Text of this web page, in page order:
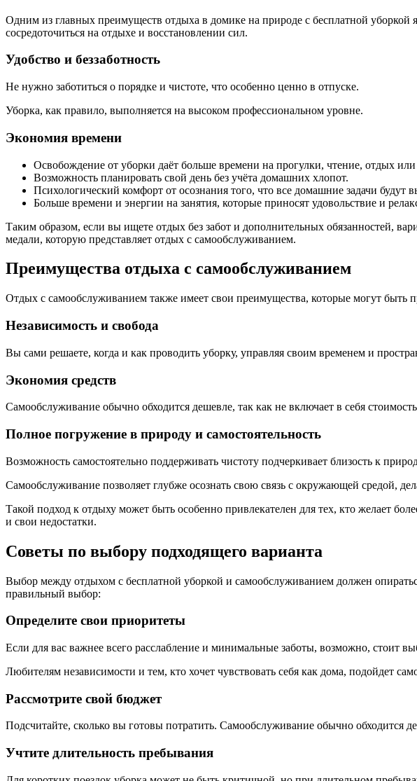
Одним из главных преимуществ отдыха в домике на природе с бесплатной
сосредоточиться на отдыхе и восстановлении сил.
Удобство и беззаботность
Не нужно заботиться о порядке и чистоте, что особенно ценно в отпуске.
Уборка, как правило, выполняется на высоком профессиональном уровне.
Экономия времени
Освобождение от уборки даёт больше времени на прогулки, чтение, отдых или
Возможность планировать свой день без учёта домашних хлопот.
Психологический комфорт от осознания того, что все домашние задачи будут
Больше времени и энергии на занятия, которые приносят удовольствие и
Таким образом, если вы ищете отдых без забот и дополнительных обязанностей,
медали, которую представляет отдых с самообслуживанием.
Преимущества отдыха с самообслуживанием
Отдых с самообслуживанием также имеет свои преимущества, которые могут быть
Независимость и свобода
Вы сами решаете, когда и как проводить уборку, управляя своим временем и
Экономия средств
Самообслуживание обычно обходится дешевле, так как не включает в себя
Полное погружение в природу и самостоятельность
Возможность самостоятельно поддерживать чистоту подчеркивает близость к
Самообслуживание позволяет глубже осознать свою связь с окружающей средой,
Такой подход к отдыху может быть особенно привлекателен для тех, кто желает
и свои недостатки.
Советы по выбору подходящего варианта
Выбор между отдыхом с бесплатной уборкой и самообслуживанием должен
правильный выбор:
Определите свои приоритеты
Если для вас важнее всего расслабление и минимальные заботы, возможно, стоит
Любителям независимости и тем, кто хочет чувствовать себя как дома, подойдет
Рассмотрите свой бюджет
Подсчитайте, сколько вы готовы потратить. Самообслуживание обычно обходится
Учтите длительность пребывания